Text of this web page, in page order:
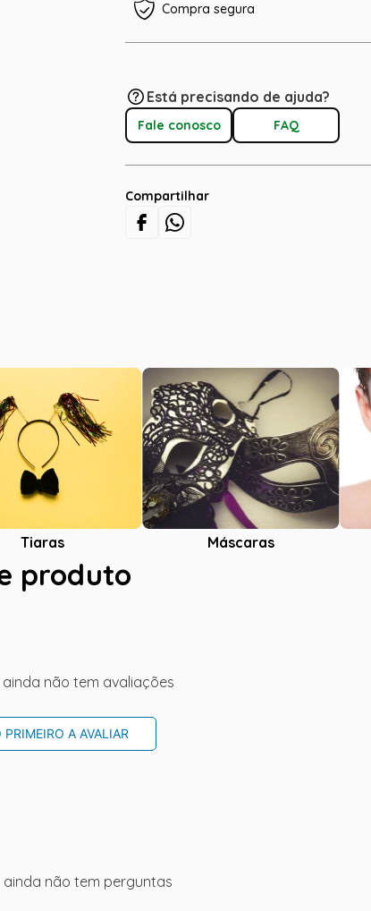
Compra segura
Está precisando de ajuda?
Fale conosco FAQ
Compartilhar
Tiaras Máscaras
produto
não tem avaliações
PRIMEIRO A AVALIAR
não tem perguntas